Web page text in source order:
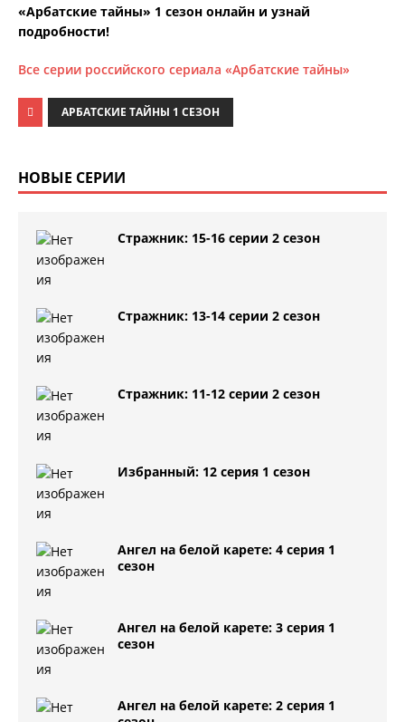
«Арбатские тайны» 1 сезон онлайн и узнай
подробности!
Все серии российского сериала «Арбатские тайны»
АРБАТСКИЕ ТАЙНЫ 1 СЕЗОН
НОВЫЕ СЕРИИ
Стражник: 15-16 серии 2 сезон
Стражник: 13-14 серии 2 сезон
Стражник: 11-12 серии 2 сезон
Избранный: 12 серия 1 сезон
Ангел на белой карете: 4 серия 1
сезон
Ангел на белой карете: 3 серия 1
сезон
Ангел на белой карете: 2 серия 1